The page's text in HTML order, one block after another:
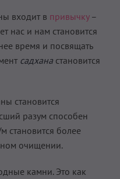
входит в привычку–
нас и нам становится
время и посвящать
садхана становится
становится
разум способен
становится более
очищении.
камни. Это как